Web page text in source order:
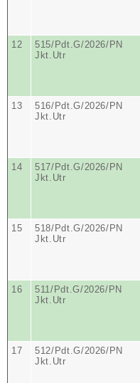
12
515/Pdt.G/2026/PN
Jkt.Utr
13
516/Pdt.G/2026/PN
Jkt.Utr
14
517/Pdt.G/2026/PN
Jkt.Utr
15
518/Pdt.G/2026/PN
Jkt.Utr
16
511/Pdt.G/2026/PN
Jkt.Utr
17
512/Pdt.G/2026/PN
Jkt.Utr